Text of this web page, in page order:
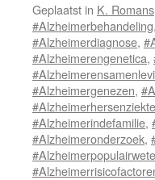
Geplaatst in K.
#Alzheimerbehandeling,
#Alzheimerdiagnose,
#Alzheimerengenetica,
#Alzheimergenezen,
#Alzheimerhersenziekte
#Alzheimerindefamilie,
#Alzheimeronderzoek,